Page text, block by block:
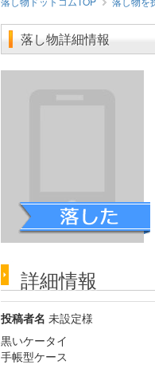
落し物詳細情報
詳細情報
投稿者名 未設定様
黒いケータイ
手帳型ケース